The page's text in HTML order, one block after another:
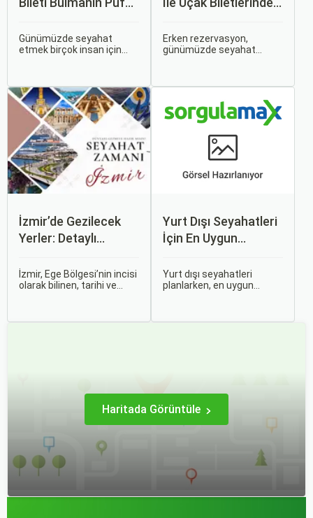
Günümüzde seyahat
etmek birçok insan için
son dakikaya kalabiliyor ve
bu durumda uygun fiyatlı
uçak bileti bulmak
zorlaşabiliyor.
İndirimler: Nasıl
Avantajlar Sağlanır?
Erken rezervasyon,
günümüzde seyahat
haline gelmiştir. Özellikle
tatil veya iş seyahatlerinde
rezervasyon yapmak, daha
uygun fiyatlarla uçuş
imkanı sağlar.
İzmir’de Gezilecek
Yerler: Detaylı
İzmir, Ege Bölgesi’nin incisi
olarak bilinen, tarihi ve
deneyimler sunmaktadır.
Yurt Dışı Seyahatleri
İçin En Uygun
Yurt dışı seyahatleri
planlarken, en uygun
Haritada Görüntüle